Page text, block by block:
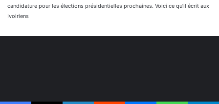
candidature pour les élections présidentielles prochaines. Voici ce qu’il écrit aux
Ivoiriens